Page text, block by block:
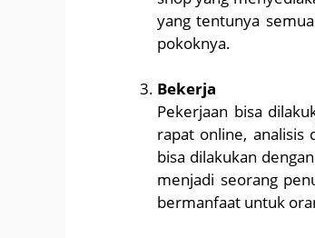
yang tentunya
pokoknya.
Bekerja
Pekerjaan bisa
rapat online, analisis
bisa dilakukan
menjadi seorang
bermanfaat untuk